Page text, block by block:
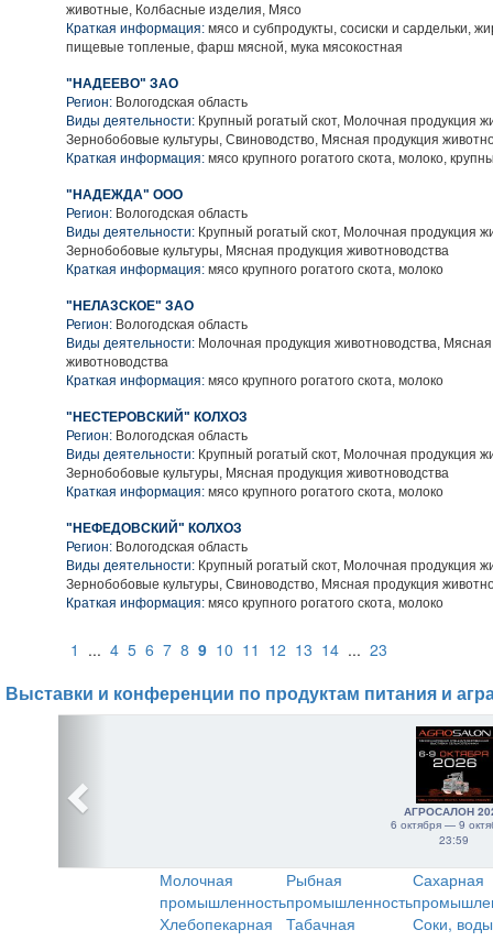
животные, Колбасные изделия, Мясо
Краткая информация: мясо и субпродукты, сосиски и сардельки,
пищевые топленые, фарш мясной, мука мясокостная
"НАДЕЕВО" ЗАО
Регион: Вологодская область
Виды деятельности: Крупный рогатый скот, Молочная продукция
Зернобобовые культуры, Свиноводство, Мясная продукция
Краткая информация: мясо крупного рогатого скота, молоко,
"НАДЕЖДА" ООО
Регион: Вологодская область
Виды деятельности: Крупный рогатый скот, Молочная продукция
Зернобобовые культуры, Мясная продукция животноводства
Краткая информация: мясо крупного рогатого скота, молоко
"НЕЛАЗСКОЕ" ЗАО
Регион: Вологодская область
Виды деятельности: Молочная продукция животноводства,
животноводства
Краткая информация: мясо крупного рогатого скота, молоко
"НЕСТЕРОВСКИЙ" КОЛХОЗ
Регион: Вологодская область
Виды деятельности: Крупный рогатый скот, Молочная продукция
Зернобобовые культуры, Мясная продукция животноводства
Краткая информация: мясо крупного рогатого скота, молоко
"НЕФЕДОВСКИЙ" КОЛХОЗ
Регион: Вологодская область
Виды деятельности: Крупный рогатый скот, Молочная продукция
Зернобобовые культуры, Свиноводство, Мясная продукция
Краткая информация: мясо крупного рогатого скота, молоко
1 ... 4 5 6 7 8 9 10 11 12 13 14 ... 23
Выставки и конференции по продуктам питания и
АГРОСАЛОН
6 октября — 9
23:59
Молочная
промышленность
Рыбная
промышленность
Сахарная
Хлебопекарная
Табачная
Соки,